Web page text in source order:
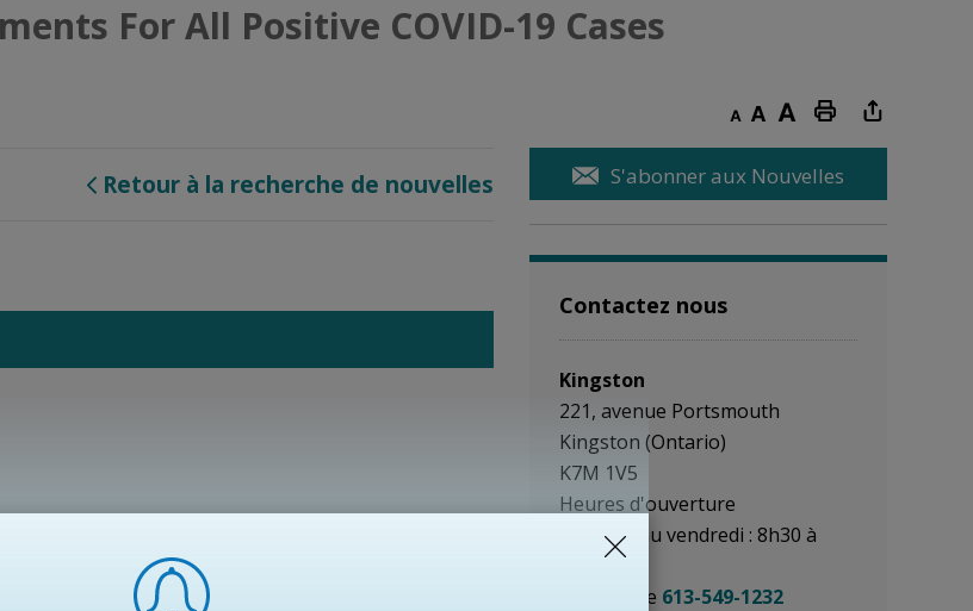
For All Positive COVID-19 Cases
Decrease text sizeDefault text sizeIncrease text sizePrint this page
Retour à la recherche de nouvelles S'abonner aux Nouvelles
Contactez nous
Kingston
221, avenue Portsmouth
Kingston (Ontario)
K7M 1V5
Heures d'ouverture
Du lundi au vendredi : 8h30 à
16h30
Téléphone 613-549-1232